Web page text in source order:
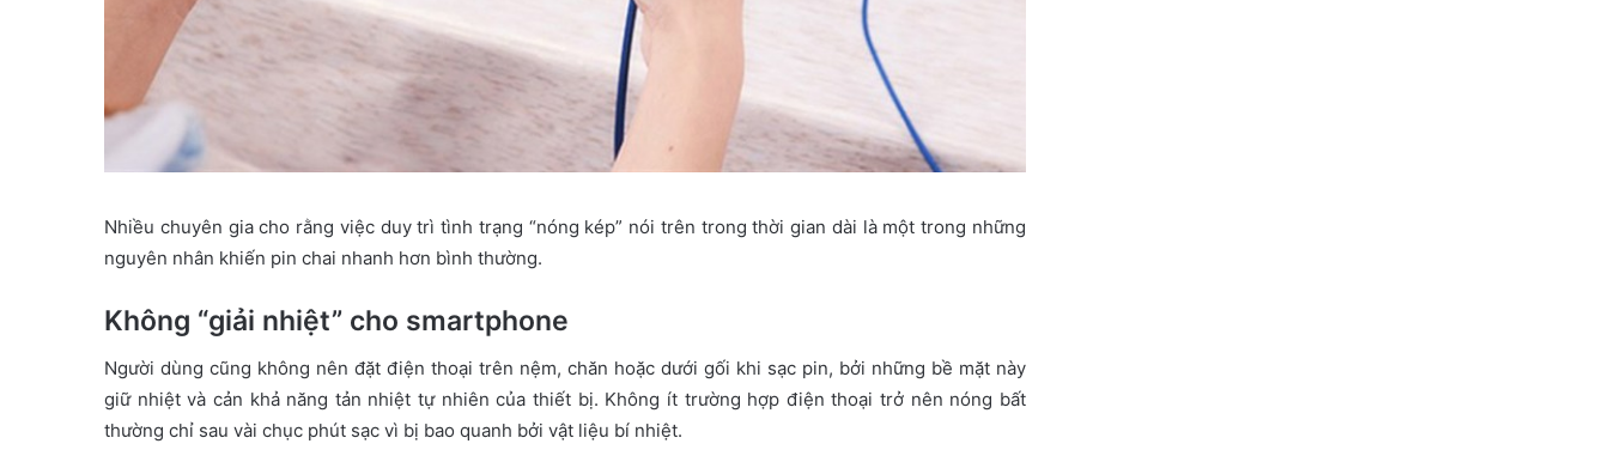
Nhiều chuyên gia cho rằng việc duy trì tình trạng “nóng kép” nói trên trong thời gian dài là một trong những
nguyên nhân khiến pin chai nhanh hơn bình thường.
Không “giải nhiệt” cho smartphone
Người dùng cũng không nên đặt điện thoại trên nệm, chăn hoặc dưới gối khi sạc pin, bởi những bề mặt này
giữ nhiệt và cản khả năng tản nhiệt tự nhiên của thiết bị. Không ít trường hợp điện thoại trở nên nóng bất
thường chỉ sau vài chục phút sạc vì bị bao quanh bởi vật liệu bí nhiệt.